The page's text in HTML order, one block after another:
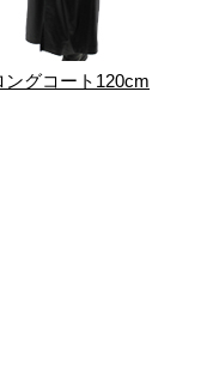
ングコート120cm